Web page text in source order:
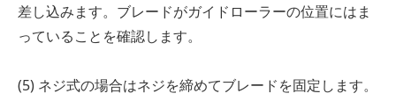
差し込みます。ブレードがガイドローラーの位置にはま
っていることを確認します。
(5) ネジ式の場合はネジを締めてブレードを固定します。